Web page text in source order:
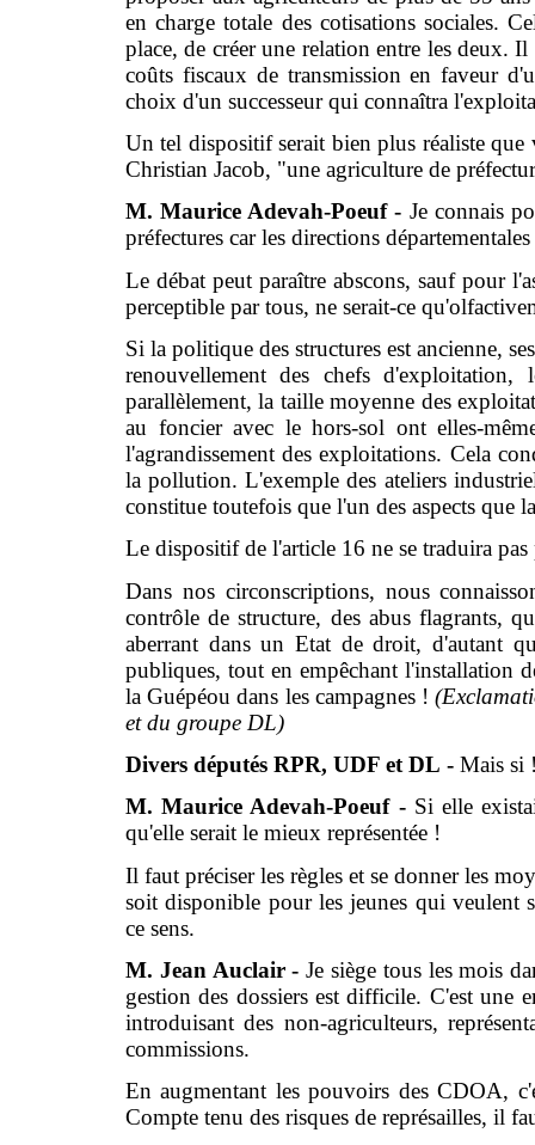
en charge totale des cotisations sociales.
place, de créer une relation entre les deux.
coûts fiscaux de transmission en faveur
choix d'un successeur qui connaîtra
Un tel dispositif serait bien plus réaliste
Christian Jacob, "une agriculture de
M. Maurice Adevah-Poeuf - Je connais
préfectures car les directions
Le débat peut paraître abscons, sauf pour
perceptible par tous, ne serait-ce
Si la politique des structures est ancienne,
renouvellement des chefs
parallèlement, la taille moyenne des
au foncier avec le hors-sol ont elles-
l'agrandissement des exploitations. Cela
la pollution. L'exemple des ateliers
constitue toutefois que l'un des aspects que
Le dispositif de l'article 16 ne se traduira
Dans nos circonscriptions, nous
contrôle de structure, des abus flagrants,
aberrant dans un Etat de droit, d'autant
publiques, tout en empêchant l'installation
la Guépéou dans les campagnes !
et du groupe DL)
Divers députés RPR, UDF et DL - Mais si
M. Maurice Adevah-Poeuf - Si elle
qu'elle serait le mieux représentée !
Il faut préciser les règles et se donner les
soit disponible pour les jeunes qui veulent
ce sens.
M. Jean Auclair -Je siège tous les mois
gestion des dossiers est difficile. C'est une
introduisant des non-agriculteurs,
commissions.
En augmentant les pouvoirs des CDOA,
Compte tenu des risques de représailles, il